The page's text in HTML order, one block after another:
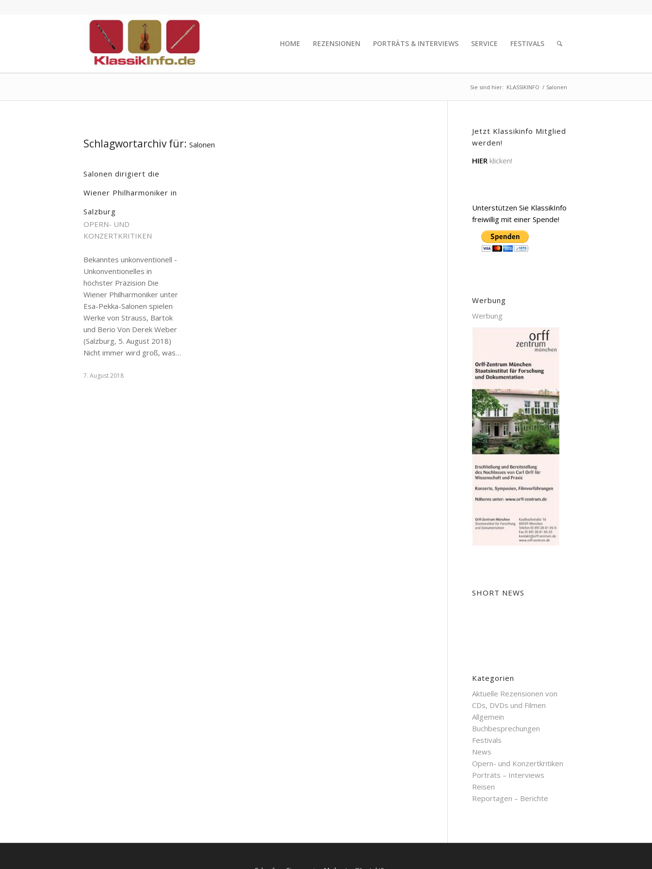
HOME REZENSIONEN PORTRÄTS & INTERVIEWS SERVICE FESTIVALS
Sie sind hier: KLASSIKINFO / Salonen
Schlagwortarchiv für: Salonen
Salonen dirigiert die
Wiener Philharmoniker in
Salzburg
OPERN- UND
KONZERTKRITIKEN
Bekanntes unkonventionell -
Unkonventionelles in
höchster Präzision Die
Wiener Philharmoniker unter
Esa-Pekka-Salonen spielen
Werke von Strauss, Bartok
und Berio Von Derek Weber
(Salzburg, 5. August 2018)
Nicht immer wird groß, was…
7. August 2018
Jetzt Klassikinfo Mitglied
werden!
HIER klicken!
Unterstützen Sie KlassikInfo
freiwillig mit einer Spende!
Werbung
Werbung
SHORT NEWS
Kategorien
Aktuelle Rezensionen von
CDs, DVDs und Filmen
Allgemein
Buchbesprechungen
Festivals
News
Opern- und Konzertkritiken
Porträts – Interviews
Reisen
Reportagen – Berichte